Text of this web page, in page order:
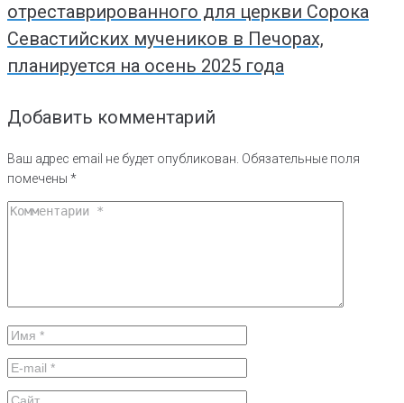
отреставрированного для церкви Сорока
Севастийских мучеников в Печорах,
планируется на осень 2025 года
Добавить комментарий
Ваш адрес email не будет опубликован. Обязательные поля
помечены *